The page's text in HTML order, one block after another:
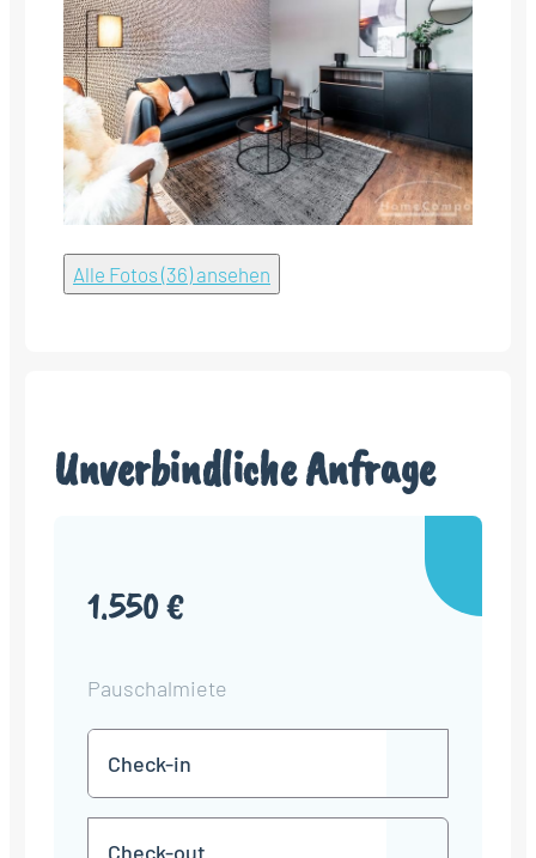
Alle Fotos (36) ansehen
Unverbindliche Anfrage
1.550 €
Pauschalmiete
in
TT
Punkt
MM